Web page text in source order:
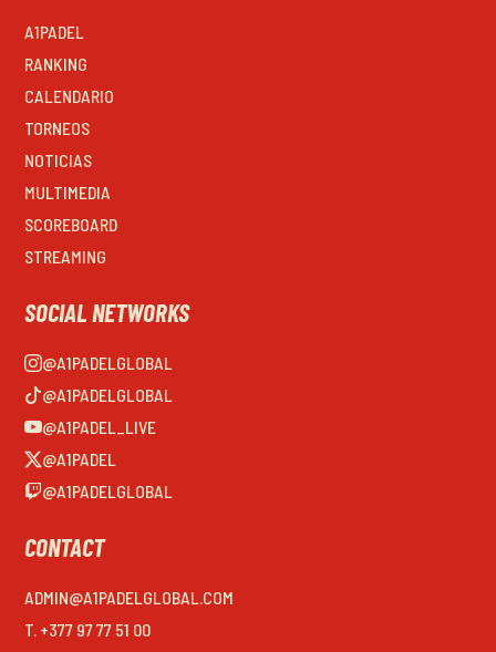
A1PADEL
RANKING
CALENDARIO
TORNEOS
NOTICIAS
MULTIMEDIA
SCOREBOARD
STREAMING
SOCIAL NETWORKS
@A1PADELGLOBAL
@A1PADELGLOBAL
@A1PADEL_LIVE
@A1PADEL
@A1PADELGLOBAL
CONTACT
ADMIN@A1PADELGLOBAL.COM
T. +377 97 77 51 00